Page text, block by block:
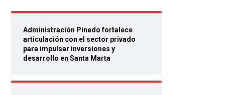
Administración Pinedo fortalece
articulación con el sector privado
para impulsar inversiones y
desarrollo en Santa Marta